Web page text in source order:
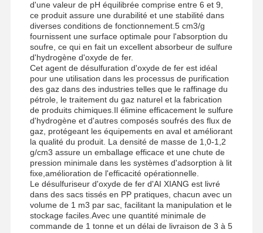
d'une valeur de pH équilibrée comprise entre 6 et 9,
ce produit assure une durabilité et une stabilité dans
diverses conditions de fonctionnement.5 cm3/g
fournissent une surface optimale pour l'absorption du
soufre, ce qui en fait un excellent absorbeur de sulfure
d'hydrogène d'oxyde de fer.
Cet agent de désulfuration d'oxyde de fer est idéal
pour une utilisation dans les processus de purification
des gaz dans des industries telles que le raffinage du
pétrole, le traitement du gaz naturel et la fabrication
de produits chimiques.Il élimine efficacement le sulfure
d'hydrogène et d'autres composés soufrés des flux de
gaz, protégeant les équipements en aval et améliorant
la qualité du produit. La densité de masse de 1,0-1,2
g/cm3 assure un emballage efficace et une chute de
pression minimale dans les systèmes d'adsorption à lit
fixe,amélioration de l'efficacité opérationnelle.
Le désulfuriseur d'oxyde de fer d'AI XIANG est livré
dans des sacs tissés en PP pratiques, chacun avec un
volume de 1 m3 par sac, facilitant la manipulation et le
stockage faciles.Avec une quantité minimale de
commande de 1 tonne et un délai de livraison de 3 à 5